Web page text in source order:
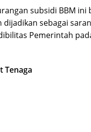
subsidi BBM ini
dijadikan sebagai
Pemerintah
Tenaga